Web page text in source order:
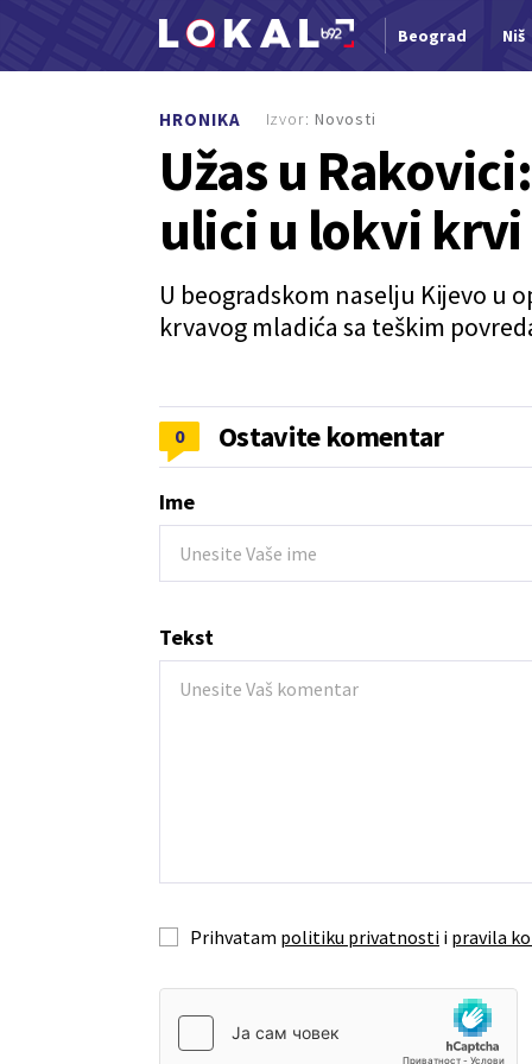
Beograd Niš
HRONIKA
Užas u
ulici u lokvi krvi
U beogradskom naselju Kijevo u
krvavog mladića sa teškim
Izvor: Novosti
0 Ostavite komentar
Ime
Tekst
Prihvatam politiku privatnosti i pravila